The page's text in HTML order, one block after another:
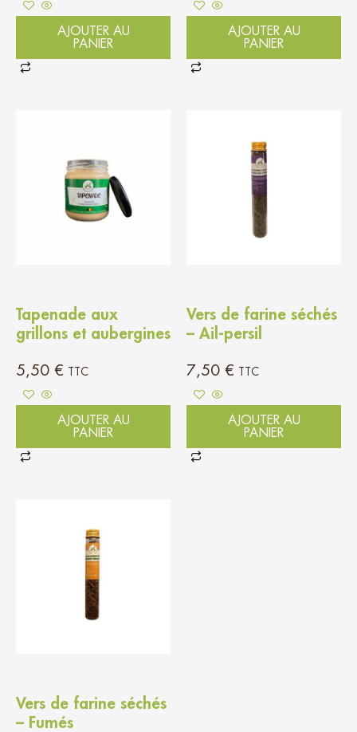
AJOUTER AU
PANIER
AJOUTER AU
PANIER
Tapenade aux
grillons et aubergines
5,50 € TTC
AJOUTER AU
PANIER
Vers de farine séchés
– Ail-persil
7,50 € TTC
AJOUTER AU
PANIER
Vers de farine séchés
– Fumés